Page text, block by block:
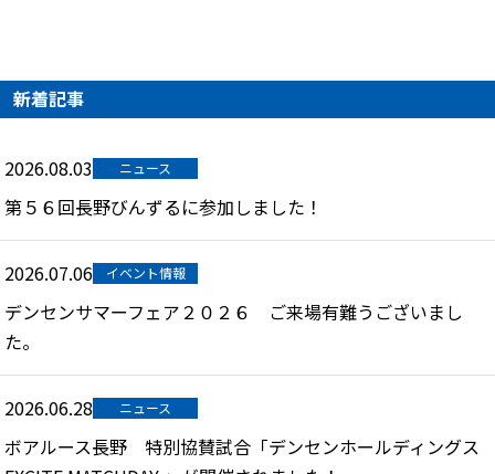
新着記事
2026.08.03 ニュース
第５６回長野びんずるに参加しました！
2026.07.06 イベント情報
デンセンサマーフェア２０２６ ご来場有難うございまし
た。
2026.06.28 ニュース
ボアルース長野 特別協賛試合「デンセンホールディングス